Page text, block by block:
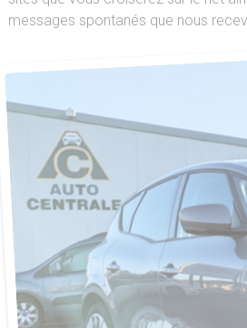
messages spontanés que nous